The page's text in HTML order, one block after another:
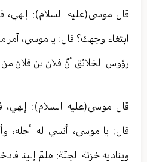
قال موسى(عليه السلام):
ابتغاء وجهك؟ قال: يا موسى، آمر
رؤوس الخلائق أنّ فلان بن فلان من
قال موسى(عليه السلام):
قال: يا موسى، أنسي له أجله،
ويناديه خزنة الجنّة: هلمّ إلينا